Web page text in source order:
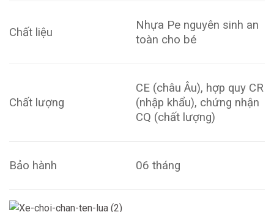
Chất liệu
Nhựa Pe nguyên sinh an
toàn cho bé
Chất lượng
CE (châu Âu), hợp quy CR
(nhập khẩu), chứng nhận
CQ (chất lượng)
Bảo hành 06 tháng